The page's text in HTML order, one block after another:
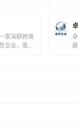
识产权正以
...
家深耕跨境
企业，靠谱
海外资产配